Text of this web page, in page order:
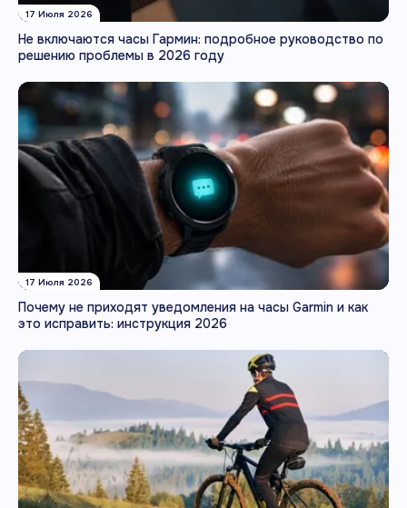
17 Июля 2026
Не включаются часы Гармин: подробное руководство по
решению проблемы в 2026 году
17 Июля 2026
Почему не приходят уведомления на часы Garmin и как
это исправить: инструкция 2026